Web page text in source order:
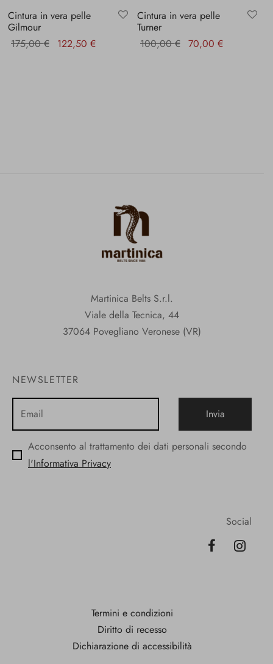
Cintura in vera pelle
Gilmour
175,00€
Il prezzo
122,50 €
Cintura in vera pelle
Turner
100,00€ Il prezzo
70,00 €
Martinica Belts S.r.l.
Viale della Tecnica, 44
37064 Povegliano Veronese (VR)
NEWSLETTER
Acconsento al trattamento dei dati personali secondo
l'Informativa Privacy
Social
Termini e condizioni
Diritto di recesso
Dichiarazione di accessibilità